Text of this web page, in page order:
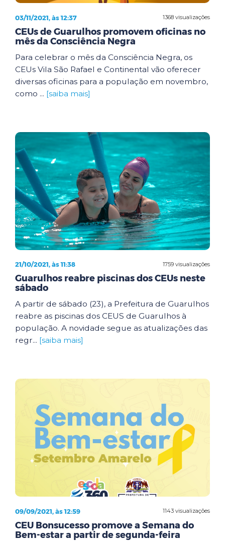
1368 visualizações
03/11/2021, às 12:37
CEUs de Guarulhos promovem oficinas no
mês da Consciência Negra
Para celebrar o mês da Consciência Negra, os
CEUs Vila São Rafael e Continental vão oferecer
diversas oficinas para a população em novembro,
como ... [saiba mais]
1759 visualizações
21/10/2021, às 11:38
Guarulhos reabre piscinas dos CEUs neste
sábado
A partir de sábado (23), a Prefeitura de Guarulhos
reabre as piscinas dos CEUS de Guarulhos à
população. A novidade segue as atualizações das
regr... [saiba mais]
1143 visualizações
09/09/2021, às 12:59
CEU Bonsucesso promove a Semana do
Bem-estar a partir de segunda-feira